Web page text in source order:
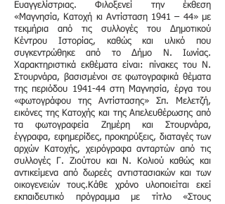
Ευαγγελίστριας. Φιλοξενεί την έκθεση
«Μαγνησία, Κατοχή κι Αντίσταση 1941 – 44» με
τεκμήρια από τις συλλογές του Δημοτικού
Κέντρου Ιστορίας, καθώς και υλικό που
συγκεντρώθηκε από το Δήμο Ν. Ιωνίας.
Χαρακτηριστικά εκθέματα είναι: πίνακες του Ν.
Στουρνάρα, βασισμένοι σε φωτογραφικά θέματα
της περιόδου 1941-44 στη Μαγνησία, έργα του
«φωτογράφου της Αντίστασης» Σπ. Μελετζή,
εικόνες της Κατοχής και της Απελευθέρωσης από
τα φωτογραφεία Ζημέρη και Στουρνάρα,
έγγραφα, εφημερίδες, προκηρύξεις, διαταγές των
αρχών Κατοχής, χειρόγραφα ανταρτών από τις
συλλογές Γ. Ζιούτου και Ν. Κολιού καθώς και
αντικείμενα από δωρεές αντιστασιακών και των
οικογενειών τους.Κάθε χρόνο υλοποιείται εκεί
εκπαιδευτικό πρόγραμμα με τίτλο «Στους